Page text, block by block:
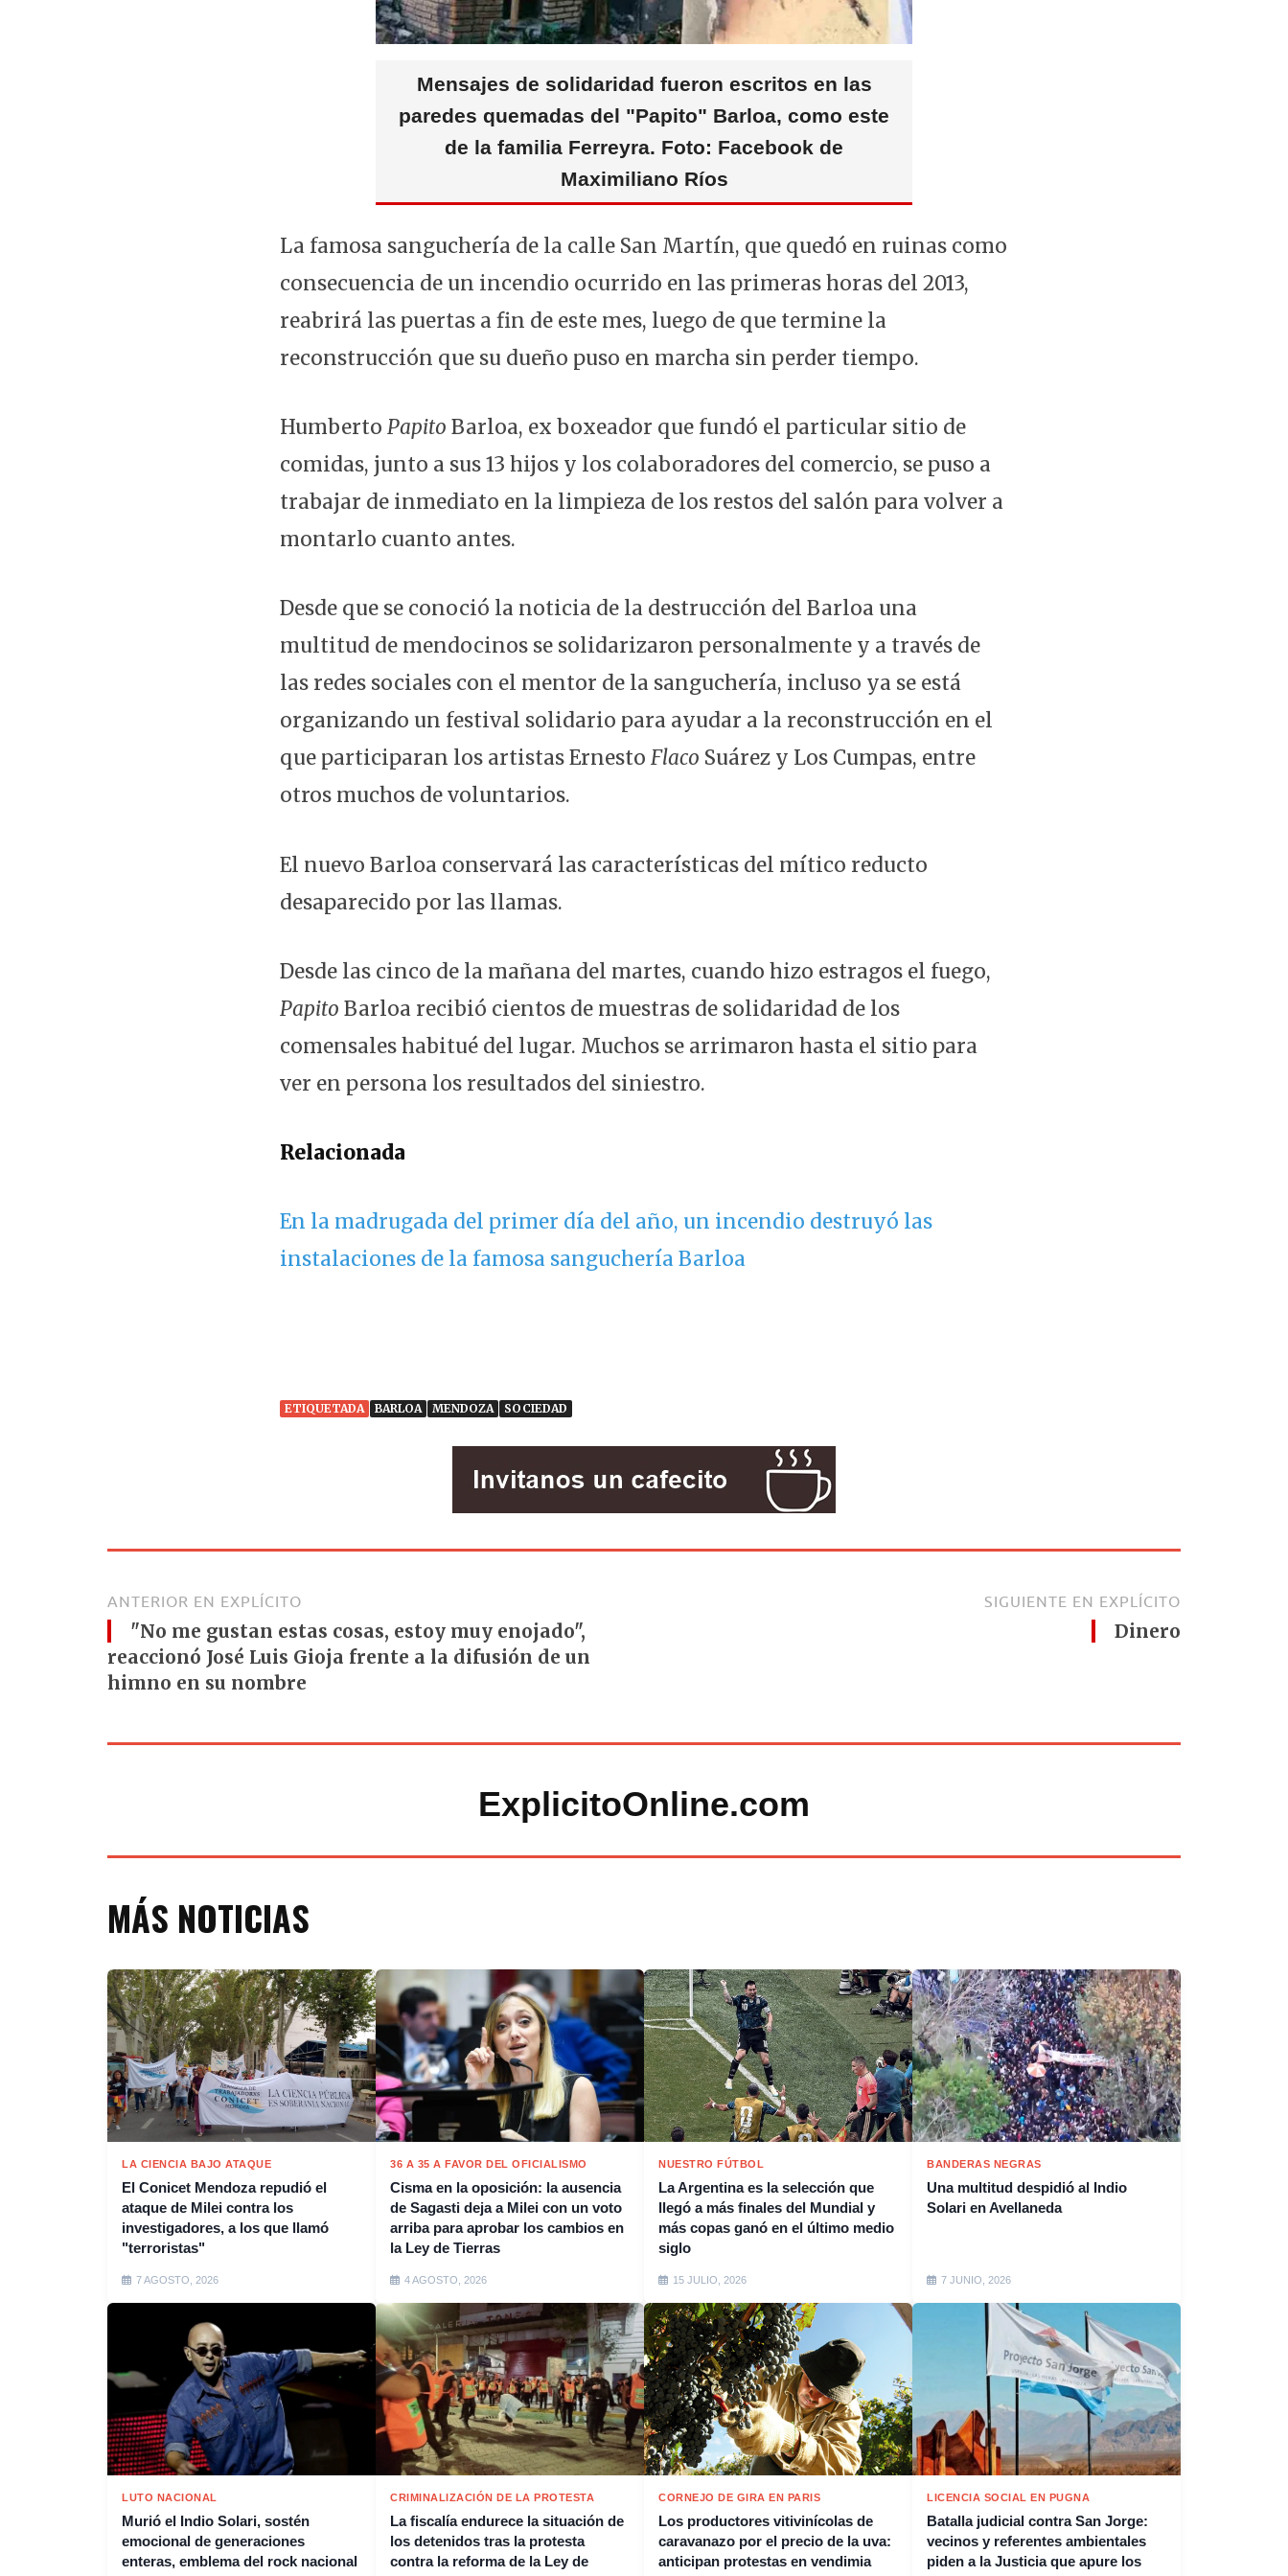
Mensajes de solidaridad fueron escritos en las
paredes quemadas del "Papito" Barloa, como este
de la familia Ferreyra. Foto: Facebook de
Maximiliano Ríos
La famosa sanguchería de la calle San Martín, que quedó en ruinas como
consecuencia de un incendio ocurrido en las primeras horas del 2013,
reabrirá las puertas a fin de este mes, luego de que termine la
reconstrucción que su dueño puso en marcha sin perder tiempo.
Humberto Papito Barloa, ex boxeador que fundó el particular sitio de
comidas, junto a sus 13 hijos y los colaboradores del comercio, se puso a
trabajar de inmediato en la limpieza de los restos del salón para volver a
montarlo cuanto antes.
Desde que se conoció la noticia de la destrucción del Barloa una
multitud de mendocinos se solidarizaron personalmente y a través de
las redes sociales con el mentor de la sanguchería, incluso ya se está
organizando un festival solidario para ayudar a la reconstrucción en el
que participaran los artistas Ernesto Flaco Suárez y Los Cumpas, entre
otros muchos de voluntarios.
El nuevo Barloa conservará las características del mítico reducto
desaparecido por las llamas.
Desde las cinco de la mañana del martes, cuando hizo estragos el fuego,
Papito Barloa recibió cientos de muestras de solidaridad de los
comensales habitué del lugar. Muchos se arrimaron hasta el sitio para
ver en persona los resultados del siniestro.
Relacionada
En la madrugada del primer día del año, un incendio destruyó las
instalaciones de la famosa sanguchería Barloa
ETIQUETADA BARLOA MENDOZA SOCIEDAD
ANTERIOR EN EXPLÍCITO
"No me gustan estas cosas, estoy muy enojado",
reaccionó José Luis Gioja frente a la difusión de un
himno en su nombre
SIGUIENTE EN EXPLÍCITO
Dinero
ExplicitoOnline.com
MÁS NOTICIAS
LA CIENCIA BAJO ATAQUE
El Conicet Mendoza repudió el
ataque de Milei contra los
investigadores, a los que llamó
"terroristas"
7 AGOSTO, 2026
36 A 35 A FAVOR DEL OFICIALISMO
Cisma en la oposición: la ausencia
de Sagasti deja a Milei con un voto
arriba para aprobar los cambios en
la Ley de Tierras
4 AGOSTO, 2026
NUESTRO FÚTBOL
La Argentina es la selección que
llegó a más finales del Mundial y
más copas ganó en el último medio
siglo
15 JULIO, 2026
BANDERAS NEGRAS
Una multitud despidió al Indio
Solari en Avellaneda
7 JUNIO, 2026
LUTO NACIONAL
Murió el Indio Solari, sostén
emocional de generaciones
enteras, emblema del rock nacional
CRIMINALIZACIÓN DE LA PROTESTA
La fiscalía endurece la situación de
los detenidos tras la protesta
contra la reforma de la Ley de
CORNEJO DE GIRA EN PARIS
Los productores vitivinícolas de
caravanazo por el precio de la uva:
anticipan protestas en vendimia
LICENCIA SOCIAL EN PUGNA
Batalla judicial contra San Jorge:
vecinos y referentes ambientales
piden a la Justicia que apure los